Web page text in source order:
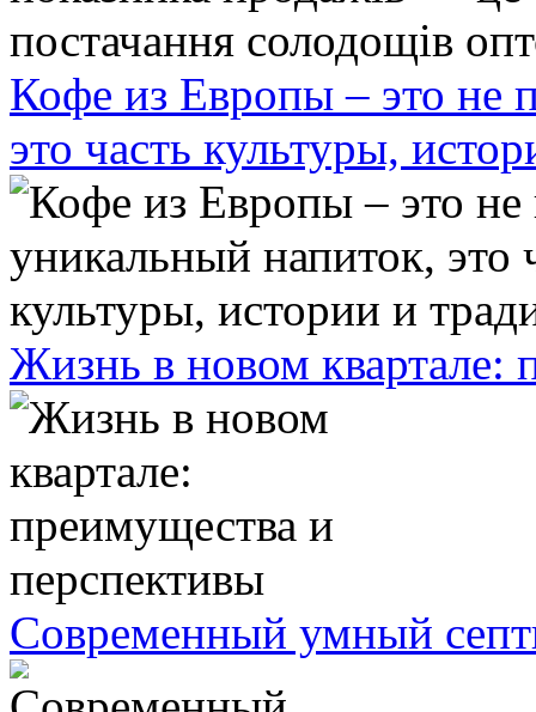
Кофе из Европы – это не
это часть культуры,
Жизнь в новом квартале:
Современный умный